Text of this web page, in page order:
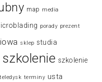
map media
porady prezent
sklep studia
szkolenie szkolenie
teledysk terminy usta